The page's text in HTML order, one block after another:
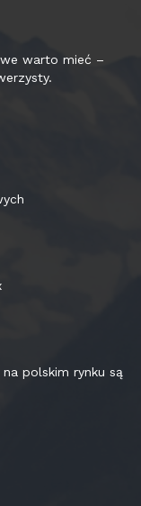
warto mieć –
polskim rynku są